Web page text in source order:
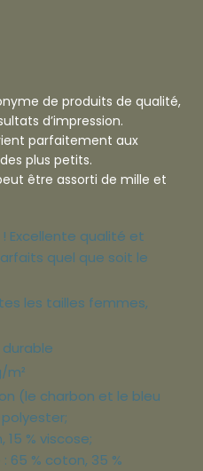
de produits de qualité,
d’impression.
parfaitement aux
plus petits.
être assorti de mille et
Excellente qualité et
quel que soit le
les tailles femmes,
m²
(le charbon et le bleu
polyester;
15 % viscose;
65 % coton, 35 %